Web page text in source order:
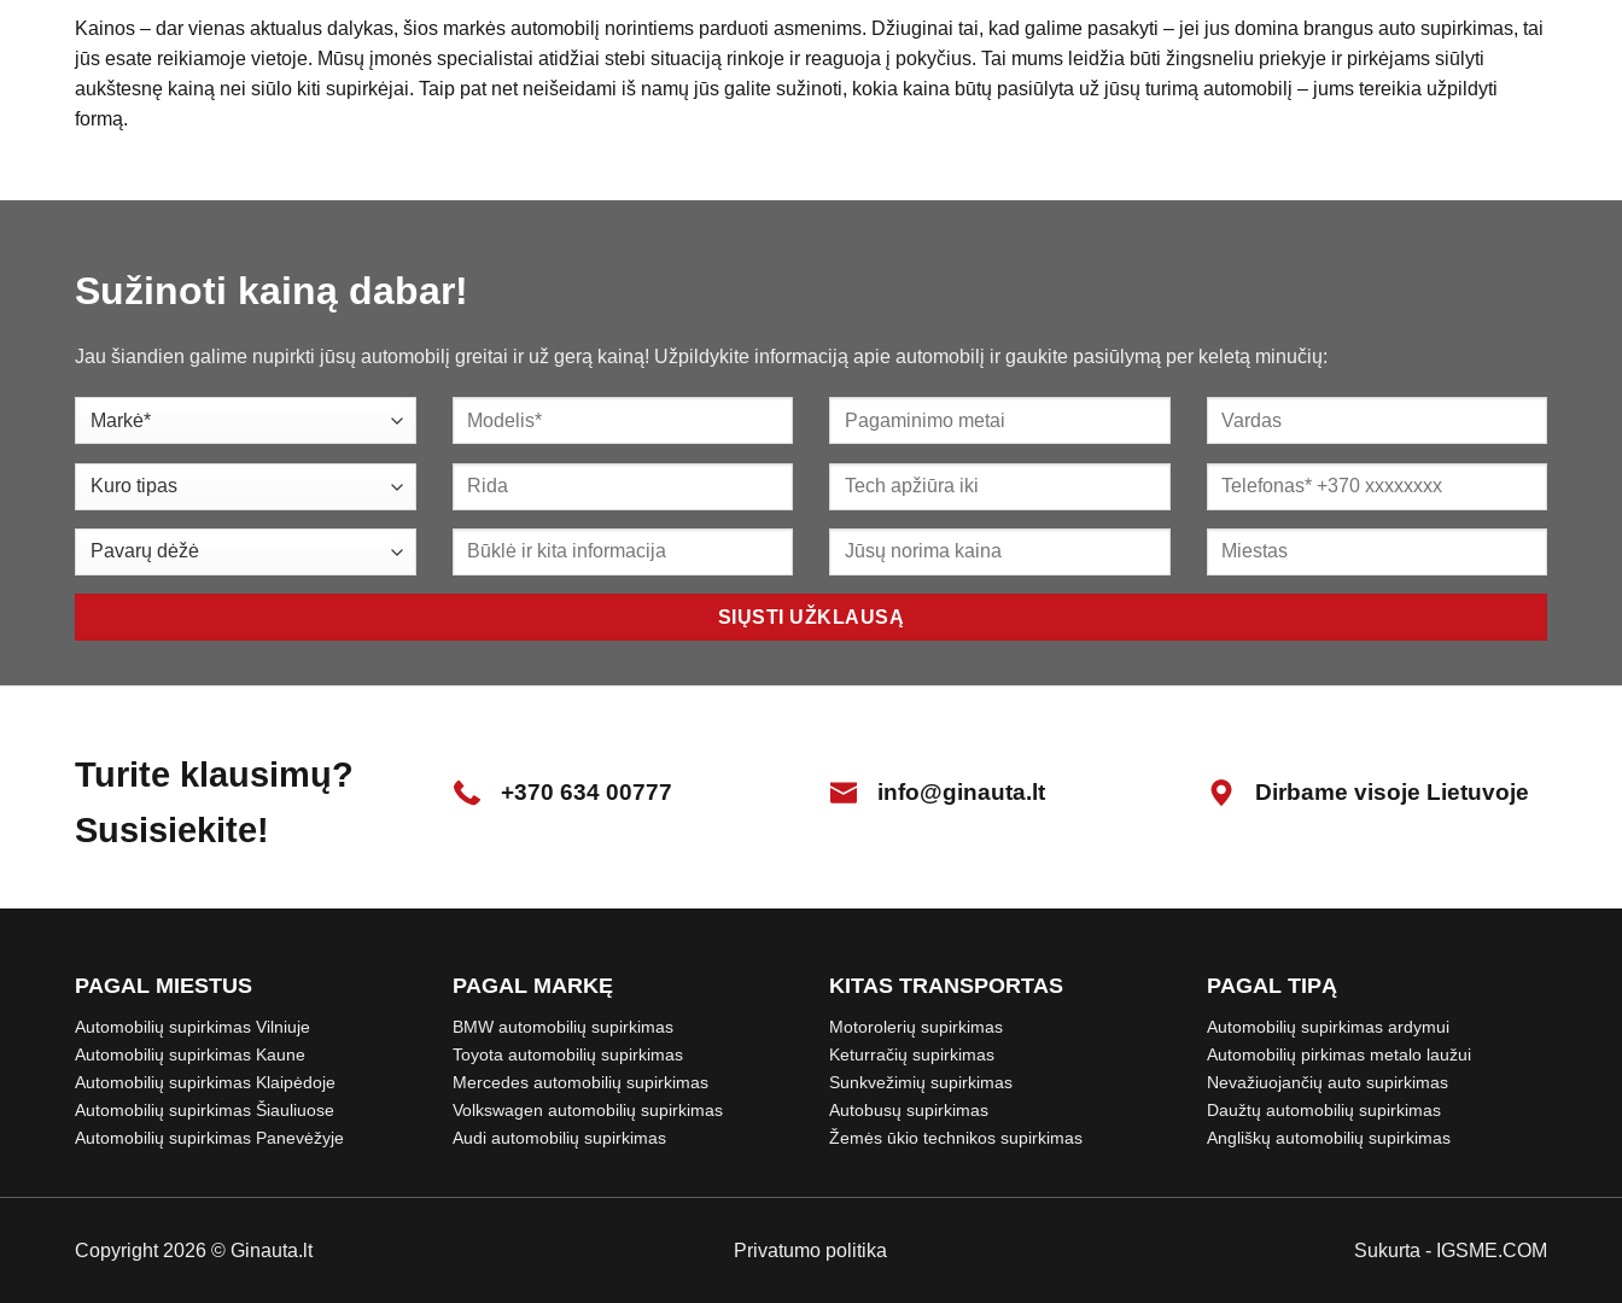
Kainos – dar vienas aktualus dalykas, šios markės automobilį norintiems parduoti asmenims. Džiuginai tai, kad galime pasakyti – jei jus domina brangus auto supirkimas, tai
jūs esate reikiamoje vietoje. Mūsų įmonės specialistai atidžiai stebi situaciją rinkoje ir reaguoja į pokyčius. Tai mums leidžia būti žingsneliu priekyje ir pirkėjams siūlyti
aukštesnę kainą nei siūlo kiti supirkėjai. Taip pat net neišeidami iš namų jūs galite sužinoti, kokia kaina būtų pasiūlyta už jūsų turimą automobilį – jums tereikia užpildyti
formą.
Sužinoti kainą dabar!
Jau šiandien galime nupirkti jūsų automobilį greitai ir už gerą kainą​! Užpildykite informaciją apie automobilį ir gaukite pasiūlymą per keletą minučių:
Turite klausimų?
Susisiekite!
+370 634 00777 info@ginauta.lt Dirbame visoje Lietuvoje
PAGAL MIESTUS
Automobilių supirkimas Vilniuje
Automobilių supirkimas Kaune
Automobilių supirkimas Klaipėdoje
Automobilių supirkimas Šiauliuose
Automobilių supirkimas Panevėžyje
PAGAL MARKĘ
BMW automobilių supirkimas
Toyota automobilių supirkimas
Mercedes automobilių supirkimas
Volkswagen automobilių supirkimas
Audi automobilių supirkimas
KITAS TRANSPORTAS
Motorolerių supirkimas
Keturračių supirkimas
Sunkvežimių supirkimas
Autobusų supirkimas
Žemės ūkio technikos supirkimas
PAGAL TIPĄ
Automobilių supirkimas ardymui
Automobilių pirkimas metalo laužui
Nevažiuojančių auto supirkimas
Daužtų automobilių supirkimas
Angliškų automobilių supirkimas
Copyright 2026 © Ginauta.lt Privatumo politika Sukurta - IGSME.COM